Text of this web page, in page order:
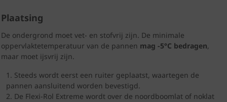
Plaatsing
De ondergrond moet vet- en stofvrij zijn. De minimale
oppervlaktetemperatuur van de pannen mag -5°C bedragen,
maar moet ijsvrij zijn.
Steeds wordt eerst een ruiter geplaatst, waartegen de
pannen aansluitend worden bevestigd.
De Flexi-Rol Extreme wordt over de noordboomlat of noklat